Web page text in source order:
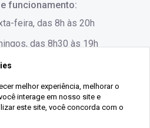
- Trindade, Florianópolis -
funcionamento:
feira, das 8h às 20h
das 8h30 às 19h
melhor experiência, melhorar o
interage em nosso site e
este site, você concorda com o